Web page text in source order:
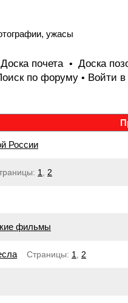
ужасы
Доска почета • Доска
по форуму • Войти в
России
1 2
фильмы
Страницы: 1 2